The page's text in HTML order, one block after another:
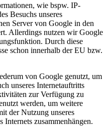
wie bspw. IP-
Besuchs unseres
Server von Google in den
Allerdings nutzen wir Google
Durch diese
schon innerhalb der EU bzw.
von Google genutzt, um
unseres Internetauftritts
zur Verfügung zu
werden, um weitere
der Nutzung unseres
zusammenhängen.